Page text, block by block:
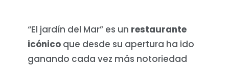
“El jardín del Mar” es un restaurante
icónicoque desde su apertura ha ido
ganando cada vez más notoriedad